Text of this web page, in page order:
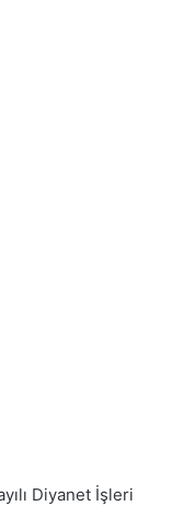
Diyanet İşleri